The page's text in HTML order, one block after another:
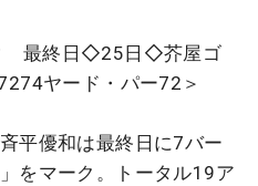
最終日◇25日◇芥屋ゴ
ヤード・パー72＞
平優和は最終日に7バー
をマーク。トータル19ア